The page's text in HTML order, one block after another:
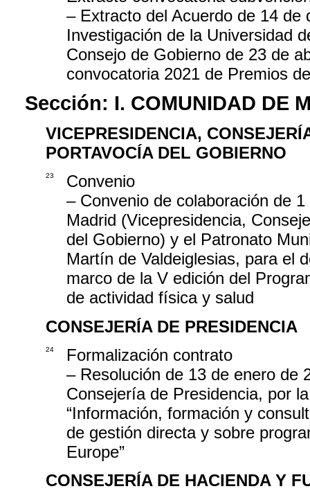
– Extracto del Acuerdo de 14 de
Investigación de la Universidad
Consejo de Gobierno de 23 de
convocatoria 2021 de Premios
Sección: I. COMUNIDAD DE
VICEPRESIDENCIA,
PORTAVOCÍA DEL GOBIERNO
23
Convenio
– Convenio de colaboración de
Madrid (Vicepresidencia,
del Gobierno) y el Patronato
Martín de Valdeiglesias, para el
marco de la V edición del
de actividad física y salud
CONSEJERÍA DE PRESIDENCIA
24
Formalización contrato
– Resolución de 13 de enero de
Consejería de Presidencia, por
“Información, formación y
de gestión directa y sobre
Europe”
CONSEJERÍA DE HACIENDA Y